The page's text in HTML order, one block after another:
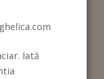
Iată